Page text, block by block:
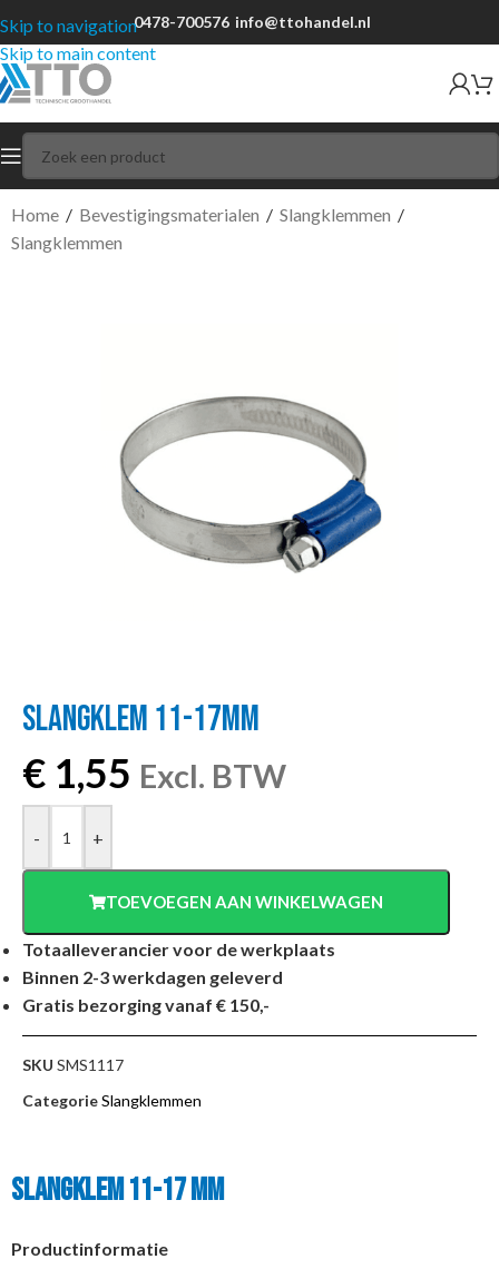
Skip to navigation
Skip to main content
0478-700576 info@ttohandel.nl
Home / Bevestigingsmaterialen / Slangklemmen /
Slangklemmen
SLANGKLEM 11-17MM
€ 1,55 Excl. BTW
- +
TOEVOEGEN AAN WINKELWAGEN
Totaalleverancier voor de werkplaats
Binnen 2-3 werkdagen geleverd
Gratis bezorging vanaf € 150,-
SKU SMS1117
CategorieSlangklemmen
Slangklem 11-17 mm
Productinformatie